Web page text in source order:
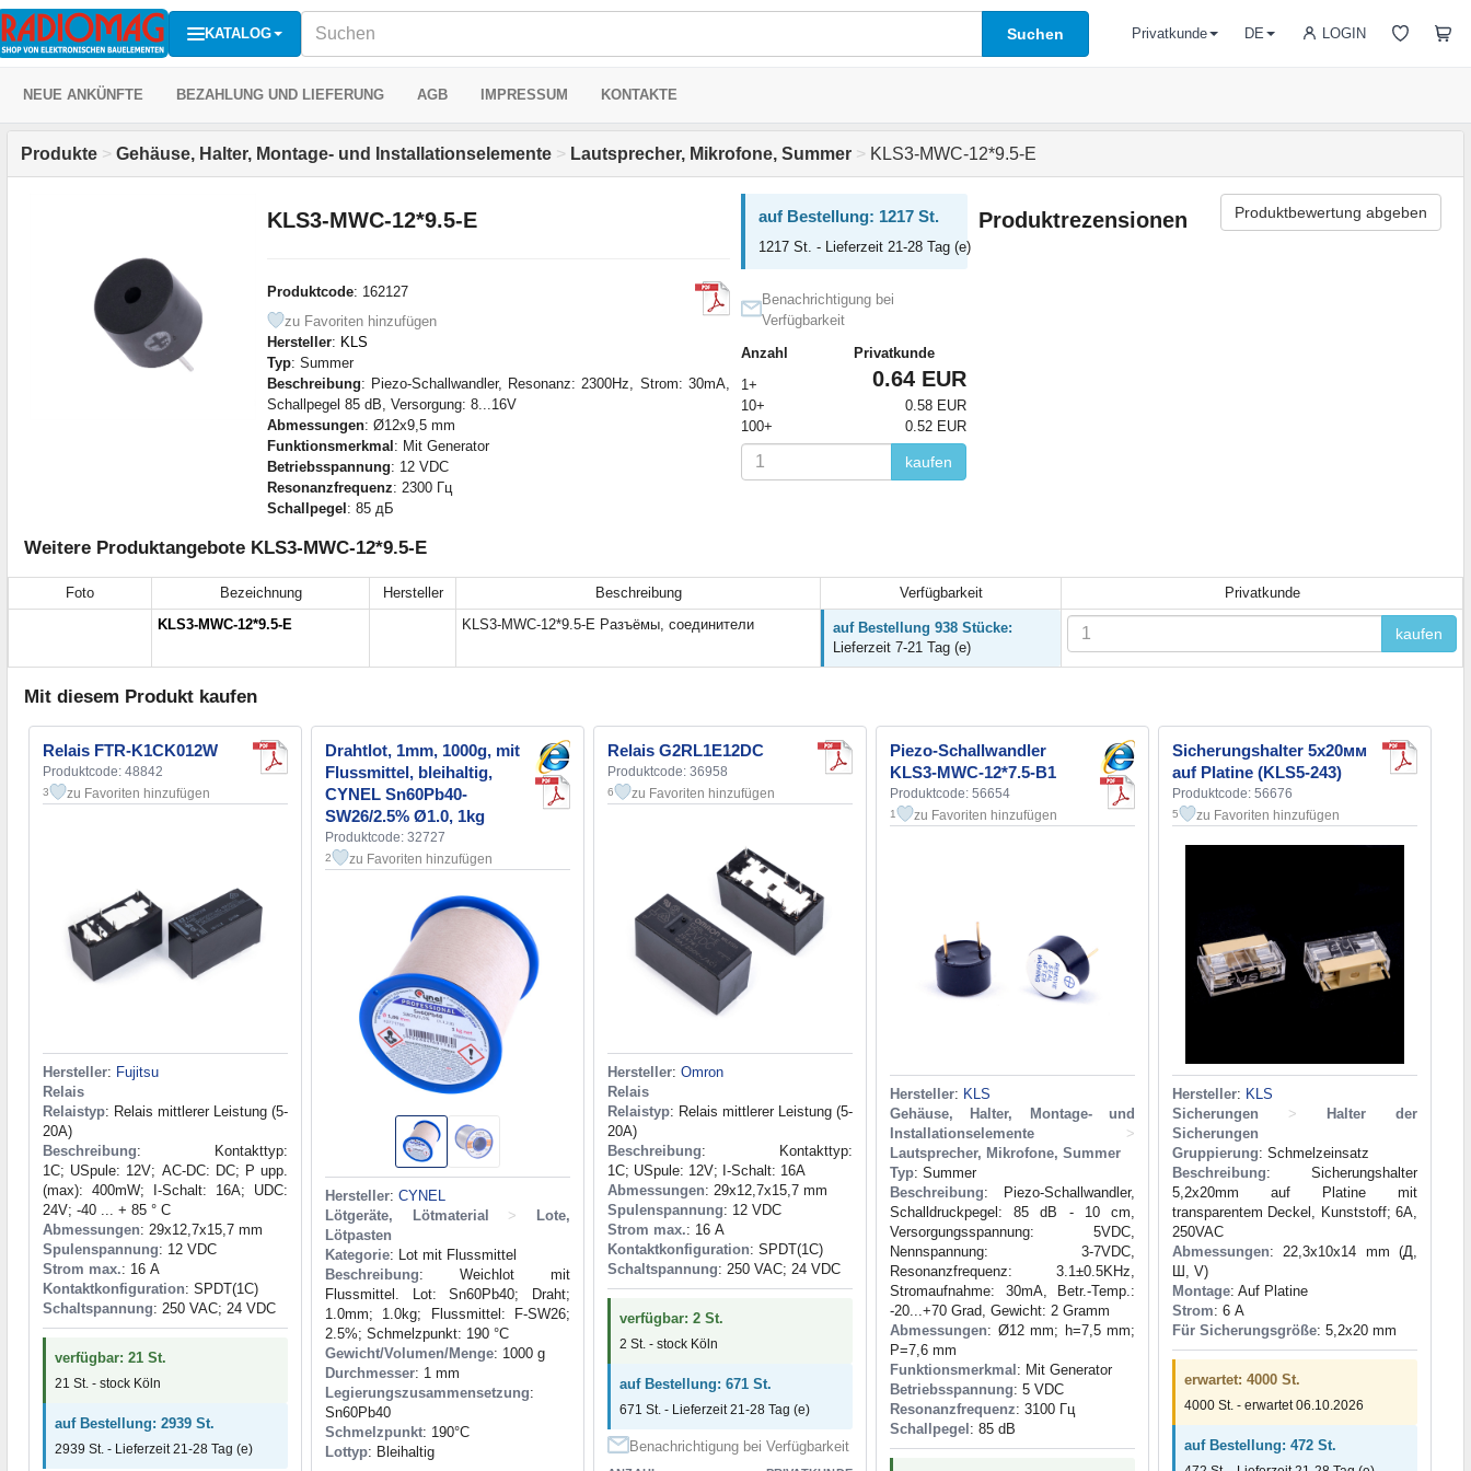
KATALOG Suchen LOGIN
Privatkunde DE
NEUE ANKÜNFTE BEZAHLUNG UND LIEFERUNG AGB IMPRESSUM KONTAKTE
Produkte > Gehäuse, Halter, Montage- und Installationselemente > Lautsprecher, Mikrofone, Summer > KLS3-MWC-12*9.5-E
KLS3-MWC-12*9.5-E
Produktcode: 162127
zu Favoriten hinzufügen
Hersteller: KLS
Typ: Summer
Beschreibung: Piezo-Schallwandler, Resonanz: 2300Hz, Strom: 30mA,
Schallpegel 85 dB, Versorgung: 8...16V
Abmessungen: Ø12x9,5 mm
Funktionsmerkmal : Mit Generator
Betriebsspannung: 12 VDC
Resonanzfrequenz: 2300 Гц
Schallpegel : 85 дБ
auf Bestellung: 1217 St.
1217 St. - Lieferzeit 21-28 Tag (e)
Benachrichtigung bei
Verfügbarkeit
Anzahl
Privatkunde
1+
0.64 EUR
10+
0.58 EUR
100+
0.52 EUR
kaufen
Produktrezensionen Produktbewertung abgeben
Weitere Produktangebote KLS3-MWC-12*9.5-E
Foto Bezeichnung Hersteller Beschreibung Verfügbarkeit
Privatkunde
KLS3-MWC-12*9.5-E
KLS3-MWC-12*9.5-E Разъёмы, соединители
auf Bestellung 938 Stücke:
Lieferzeit 7-21 Tag (e)
kaufen
Mit diesem Produkt kaufen
Relais FTR-K1CK012W
Produktcode: 48842
3 zu Favoriten hinzufügen
Hersteller: Fujitsu
Relais
Relaistyp: Relais mittlerer Leistung (5-
20A)
Beschreibung: Kontakttyp:
1C; USpule: 12V; AC-DC: DC; P upp.
(max): 400mW; I-Schalt: 16A; UDC:
24V; -40 ... + 85 ° C
Abmessungen: 29x12,7x15,7 mm
Spulenspannung: 12 VDC
Strom max.: 16 А
Kontaktkonfiguration: SPDT(1C)
Schaltspannung: 250 VAC; 24 VDC
verfügbar: 21 St.
21 St. - stock Köln
auf Bestellung: 2939 St.
2939 St. - Lieferzeit 21-28 Tag (e)
Drahtlot, 1mm, 1000g, mit
Flussmittel, bleihaltig,
CYNEL Sn60Pb40-
SW26/2.5% Ø1.0, 1kg
Produktcode: 32727
2 zu Favoriten hinzufügen
Hersteller: CYNEL
Lötgeräte, Lötmaterial
>
Lote,
Lötpasten
Kategorie: Lot mit Flussmittel
Beschreibung: Weichlot mit
Flussmittel. Lot: Sn60Pb40; Draht;
1.0mm; 1.0kg; Flussmittel: F-SW26;
2.5%; Schmelzpunkt: 190 °C
Gewicht/Volumen/Menge: 1000 g
Durchmesser: 1 mm
Legierungszusammensetzung:
Sn60Pb40
Schmelzpunkt: 190°С
Lottyp: Bleihaltig
Relais G2RL1E12DC
Produktcode: 36958
6 zu Favoriten hinzufügen
Hersteller: Omron
Relais
Relaistyp: Relais mittlerer Leistung (5-
20A)
Beschreibung: Kontakttyp:
1C; USpule: 12V; I-Schalt: 16A
Abmessungen: 29x12,7x15,7 mm
Spulenspannung: 12 VDC
Strom max.: 16 А
Kontaktkonfiguration: SPDT(1C)
Schaltspannung: 250 VAC; 24 VDC
verfügbar: 2 St.
2 St. - stock Köln
auf Bestellung: 671 St.
671 St. - Lieferzeit 21-28 Tag (e)
Benachrichtigung bei Verfügbarkeit
Piezo-Schallwandler
KLS3-MWC-12*7.5-B1
Produktcode: 56654
1 zu Favoriten hinzufügen
Hersteller: KLS
Gehäuse, Halter, Montage- und
Installationselemente
>
Lautsprecher, Mikrofone, Summer
Typ: Summer
Beschreibung: Piezo-Schallwandler,
Schalldruckpegel: 85 dB - 10 cm,
Versorgungsspannung: 5VDC,
Nennspannung: 3-7VDC,
Resonanzfrequenz: 3.1±0.5KHz,
Stromaufnahme: 30mA, Betr.-Temp.:
-20...+70 Grad, Gewicht: 2 Gramm
Abmessungen: Ø12 mm; h=7,5 mm;
P=7,6 mm
Funktionsmerkmal : Mit Generator
Betriebsspannung: 5 VDC
Resonanzfrequenz: 3100 Гц
Schallpegel : 85 dB
Sicherungshalter 5x20мм
auf Platine (KLS5-243)
Produktcode: 56676
5 zu Favoriten hinzufügen
Hersteller: KLS
Sicherungen
>
Halter der
Sicherungen
Gruppierung: Schmelzeinsatz
Beschreibung: Sicherungshalter
5,2x20mm auf Platine mit
transparentem Deckel, Kunststoff; 6A,
250VAC
Abmessungen: 22,3x10x14 mm (Д,
Ш, V)
Montage: Auf Platine
Strom: 6 А
Für Sicherungsgröße: 5,2x20 mm
erwartet: 4000 St.
4000 St. - erwartet 06.10.2026
auf Bestellung: 472 St.